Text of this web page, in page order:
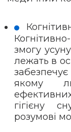
змогу
лежать в
якому
гігієну
розумові